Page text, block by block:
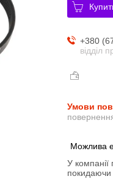
+380
відділ
У компанії
покидаючи